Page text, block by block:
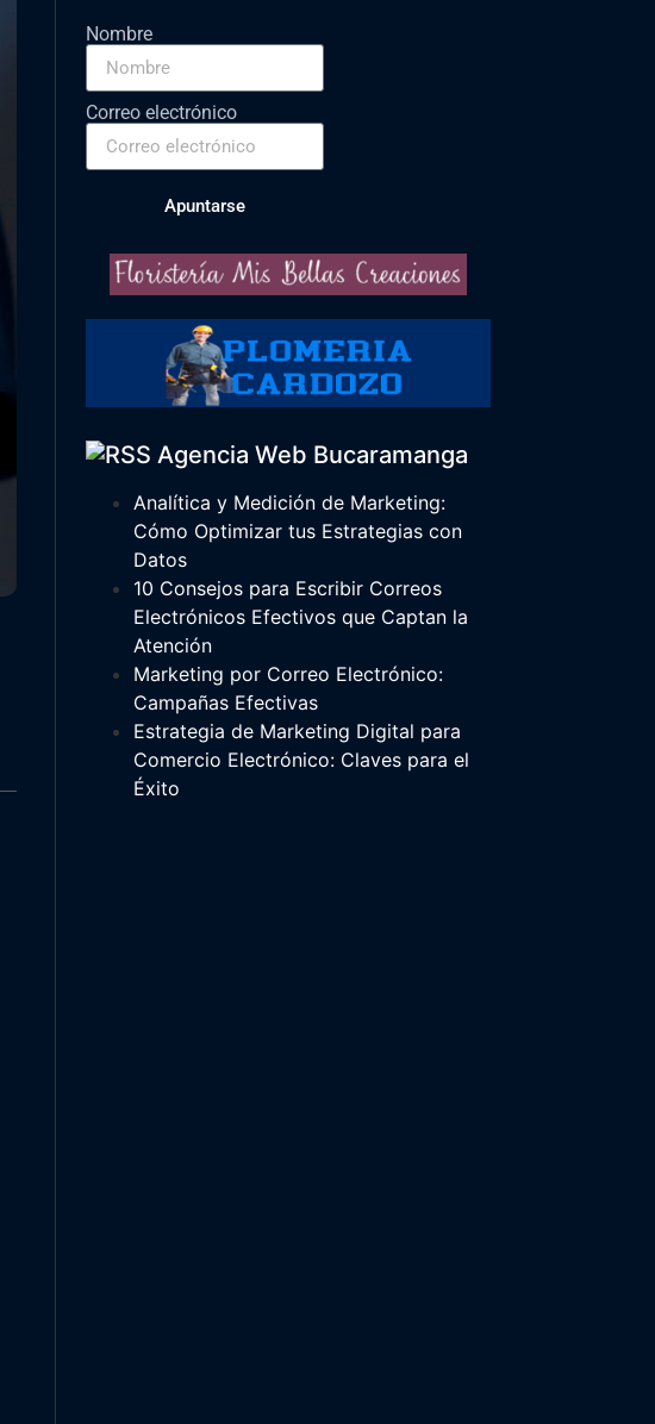
Nombre
Correo electrónico
Apuntarse
Agencia Web Bucaramanga
Analítica y Medición de Marketing:
Cómo Optimizar tus Estrategias con
Datos
10 Consejos para Escribir Correos
Electrónicos Efectivos que Captan la
Atención
Marketing por Correo Electrónico:
Campañas Efectivas
Estrategia de Marketing Digital para
Comercio Electrónico: Claves para el
Éxito